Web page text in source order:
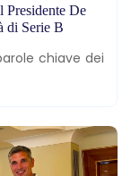
De
di Serie B
chiave dei